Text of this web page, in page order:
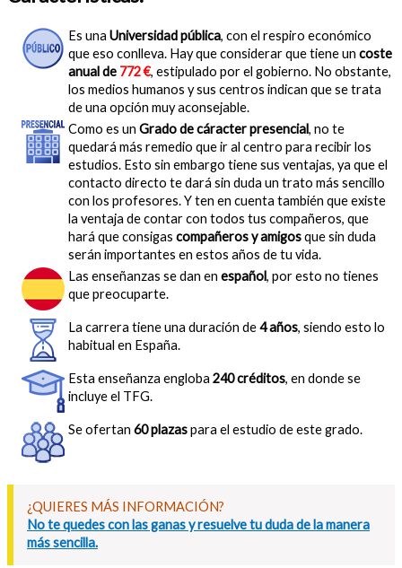
Es una Universidad pública, con el respiro económico
que eso conlleva. Hay que considerar que tiene un coste
anual de 772 €, estipulado por el gobierno. No obstante,
los medios humanos y sus centros indican que se trata
de una opción muy aconsejable.
Como es un Grado de cáracter presencial, no te
quedará más remedio que ir al centro para recibir los
estudios. Esto sin embargo tiene sus ventajas, ya que el
contacto directo te dará sin duda un trato más sencillo
con los profesores. Y ten en cuenta también que existe
la ventaja de contar con todos tus compañeros, que
hará que consigas compañeros y amigosque sin duda
serán importantes en estos años de tu vida.
Las enseñanzas se dan en español, por esto no tienes
que preocuparte.
La carrera tiene una duración de4 años, siendo esto lo
habitual en España.
Esta enseñanza engloba 240 créditos, en donde se
incluye el TFG.
Se ofertan 60 plazaspara el estudio de este grado.
¿QUIERES MÁS INFORMACIÓN?
No te quedes con las ganas y resuelve tu duda de la manera
más sencilla.